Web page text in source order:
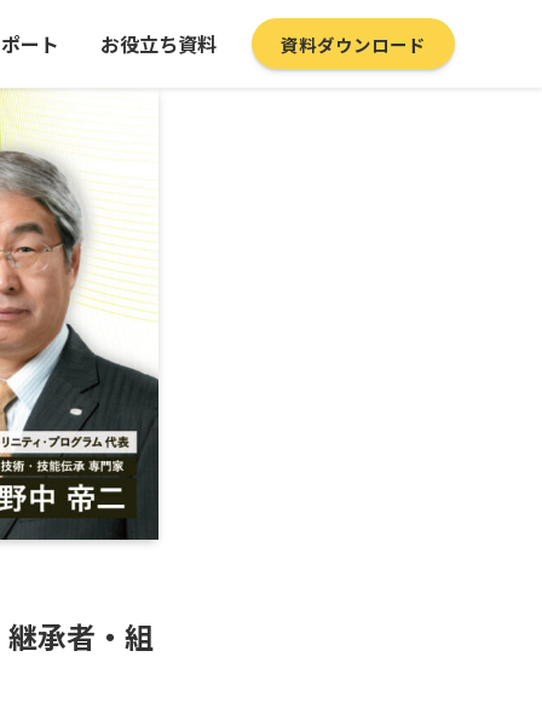
ート お役立ち資料 資料ダウンロード
承者・組